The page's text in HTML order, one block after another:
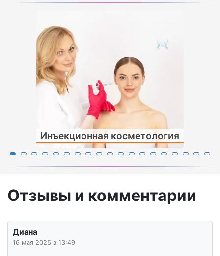
Инъекционная косметология
Отзывы и комментарии
Диана
16 мая 2025 в 13:49